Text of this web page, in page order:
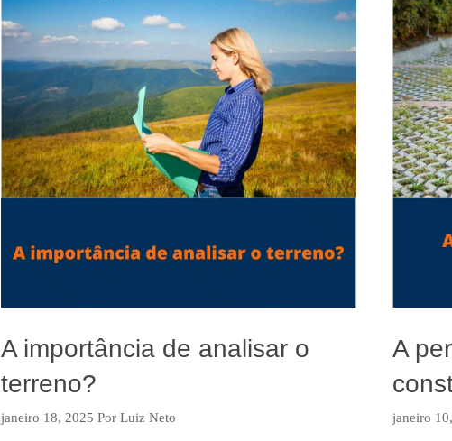
A importância de analisar o
terreno?
janeiro 18, 2025 PorLuiz Neto
A
janeiro